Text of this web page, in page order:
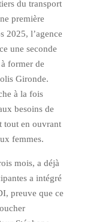
du transport
première
2025, l’agence
une seconde
former de
Gironde.
à la fois
besoins de
tout en ouvrant
femmes.
mois, a déjà
a intégré
preuve que ce